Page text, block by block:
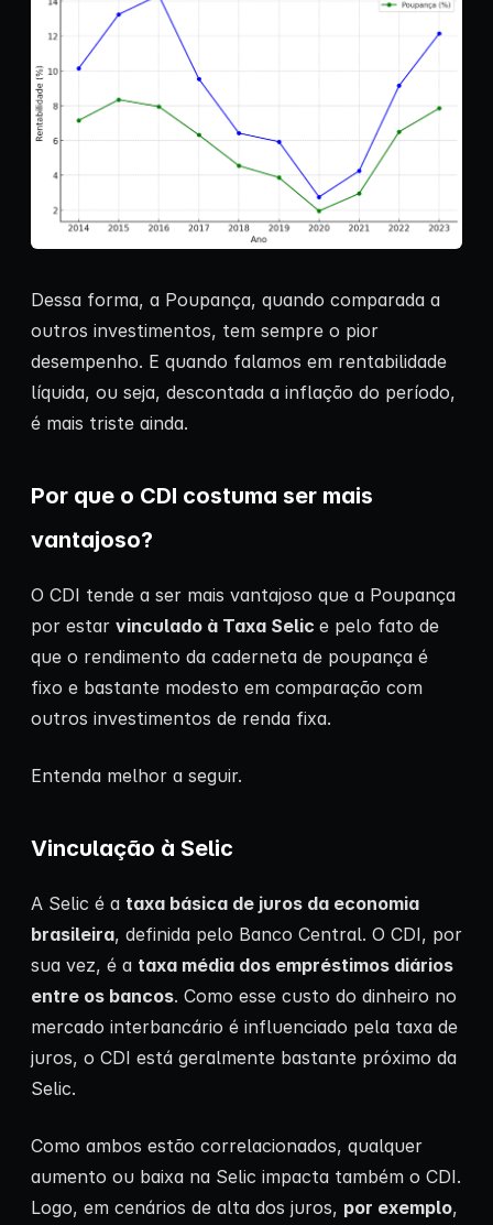
Dessa forma, a Poupança, quando comparada a
outros investimentos, tem sempre o pior
desempenho. E quando falamos em rentabilidade
líquida, ou seja, descontada a inflação do período,
é mais triste ainda.
Por que o CDI costuma ser mais
vantajoso?
O CDI tende a ser mais vantajoso que a Poupança
por estar vinculado à Taxa Selic e pelo fato de
que o rendimento da caderneta de poupança é
fixo e bastante modesto em comparação com
outros investimentos de renda fixa.
Entenda melhor a seguir.
Vinculação à Selic
A Selic é a taxa básica de juros da economia
brasileira, definida pelo Banco Central. O CDI, por
sua vez, é a taxa média dos empréstimos diários
entre os bancos. Como esse custo do dinheiro no
mercado interbancário é influenciado pela taxa de
juros, o CDI está geralmente bastante próximo da
Selic.
Como ambos estão correlacionados, qualquer
aumento ou baixa na Selic impacta também o CDI.
Logo, em cenários de alta dos juros, por exemplo,